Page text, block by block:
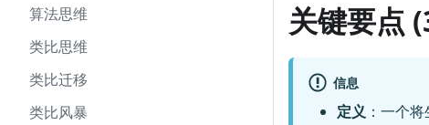
算法思维
类比思维
类比迁移
类比风暴
关键要点
信息
定义 ：一个